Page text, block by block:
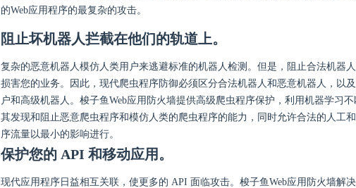
的Web应用程序的最复杂的攻击。
阻止坏机器人拦截在他们的轨道上。
复杂的恶意机器人模仿人类用户来逃避标准的机器人检测。但是，阻止合法机器
损害您的业务。因此，现代爬虫程序防御必须区分合法机器人和恶意机器人，以
户和高级机器人。梭子鱼Web应用防火墙提供高级爬虫程序保护，利用机器学习不
其发现和阻止恶意爬虫程序和模仿人类的爬虫程序的能力，同时允许合法的人工
序流量以最小的影响进行。
保护您的 API 和移动应用。
现代应用程序日益相互关联，使更多的 API 面临攻击。梭子鱼Web应用防火墙解